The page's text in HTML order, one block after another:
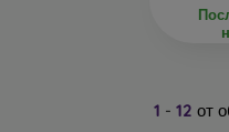
1 - 12 от